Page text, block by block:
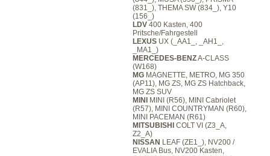
(831_), THEMA SW (834_), Y10
(156_)
LDV 400 Kasten, 400
Pritsche/Fahrgestell
LEXUS UX (_AA1_, _AH1_,
_MA1_)
MERCEDES-BENZA-CLASS
(W168)
MG MAGNETTE, METRO, MG 350
(AP11), MG ZS, MG ZS Hatchback,
MG ZS SUV
MINI
MINI (R56), MINI Cabriolet
(R57), MINI COUNTRYMAN (R60),
MINI PACEMAN (R61)
MITSUBISHI
COLT VI (Z3_A,
Z2_A)
NISSAN LEAF (ZE1_), NV200 /
EVALIA Bus, NV200 Kasten,